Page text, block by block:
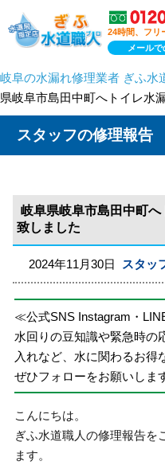
24時間、フリ
メール
岐阜の水漏れ修理業者 ぎふ水
県岐阜市島田中町へトイレ水
スタッフの修理報告
岐阜県岐阜市島田中町
致しました
2024年11月30日 スタッ
≪公式SNS Instagram・
水回りの豆知識や緊急時の
入れなど、水に関わるお得
ぜひフォローをお願いしま
こんにちは。
ぎふ水道職人の修理報告を
ます。